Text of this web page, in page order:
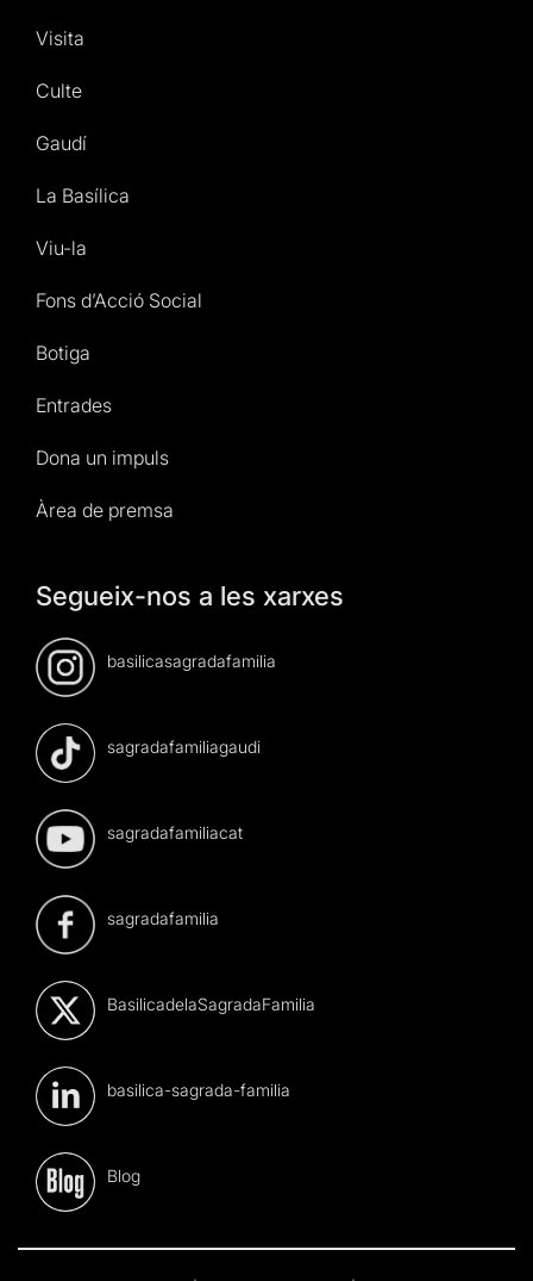
Visita
Culte
Gaudí
La Basílica
Viu-la
Fons d’Acció Social
Botiga
Entrades
Dona un impuls
Àrea de premsa
Segueix-nos a les xarxes
basilicasagradafamilia
sagradafamiliagaudi
sagradafamiliacat
sagradafamilia
BasilicadelaSagradaFamilia
basilica-sagrada-familia
Blog